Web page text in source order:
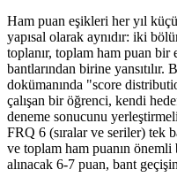
Ham puan eşikleri her yıl
yapısal olarak aynıdır: iki
toplanır, toplam ham puan bir
bantlarından birine yansıtılır.
dokümanında "score
çalışan bir öğrenci, kendi
deneme sonucunu
FRQ 6 (sıralar ve seriler) tek
ve toplam ham puanın önemli
alınacak 6-7 puan, bant